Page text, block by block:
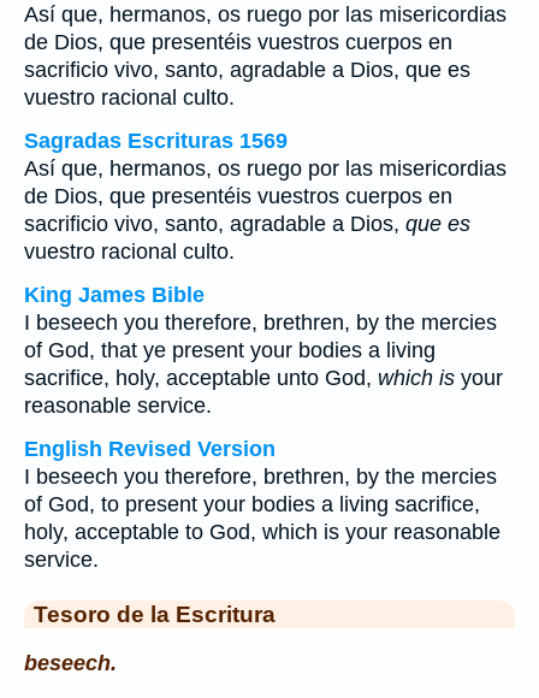
Así que, hermanos, os ruego por las misericordias
de Dios, que presentéis vuestros cuerpos en
sacrificio vivo, santo, agradable a Dios, que es
vuestro racional culto.
Sagradas Escrituras 1569
Así que, hermanos, os ruego por las misericordias
de Dios, que presentéis vuestros cuerpos en
sacrificio vivo, santo, agradable a Dios, que es
vuestro racional culto.
King James Bible
I beseech you therefore, brethren, by the mercies
of God, that ye present your bodies a living
sacrifice, holy, acceptable unto God, which is your
reasonable service.
English Revised Version
I beseech you therefore, brethren, by the mercies
of God, to present your bodies a living sacrifice,
holy, acceptable to God, which is your reasonable
service.
Tesoro de la Escritura
beseech.